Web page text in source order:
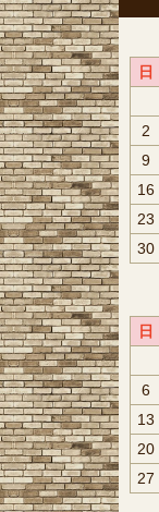
日
2
9
16
23
30
日
6
13
20
27